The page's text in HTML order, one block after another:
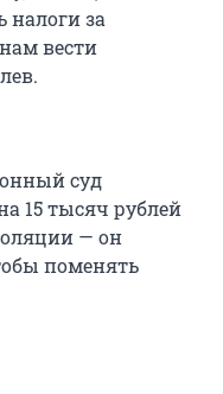
налоги за
вести
суд
15 тысяч рублей
— он
поменять